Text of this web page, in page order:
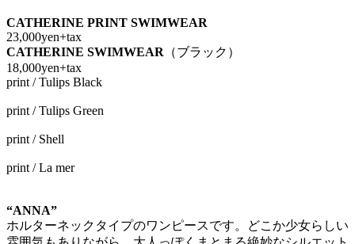
CATHERINE PRINT SWIMWEAR
23,000yen+tax
CATHERINE SWIMWEAR （ブラック）
18,000yen+tax
print / Tulips Black
print / Tulips Green
print / Shell
print / La mer
“ANNA”
ホルターネックタイプのワンピースです。どこか少女らしい